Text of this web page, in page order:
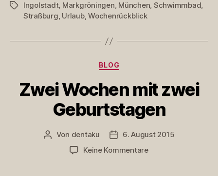
Schlagwörter
Ingolstadt, Markgröningen, München, Schwimmbad,
Straßburg, Urlaub,Wochenrückblick
Kategorien
BLOG
Zwei Wochen mit zwei
Geburtstagen
Beitragsautor
Von dentaku Veröffentlichungsdatum
6. August 2015
Keine Kommentarezu